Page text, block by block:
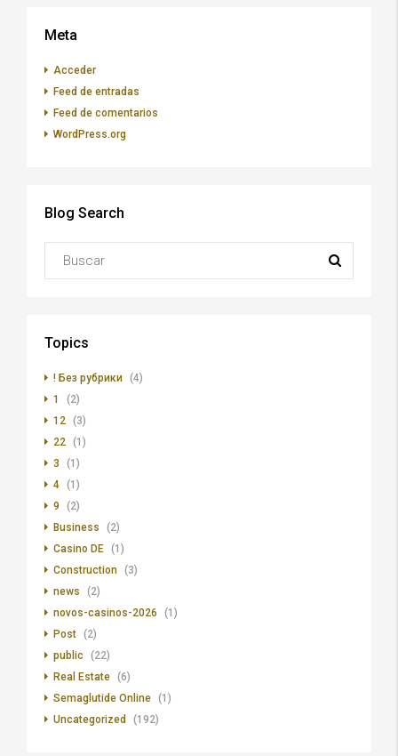
Meta
Acceder
Feed de entradas
Feed de comentarios
WordPress.org
Blog Search
Topics
! Без рубрики (4)
1
(2)
12 (3)
22 (1)
3
(1)
4 (1)
9
(2)
Business
(2)
Casino DE (1)
Construction (3)
news
(2)
novos-casinos-2026
(1)
Post (2)
public
(22)
Real Estate (6)
Semaglutide Online (1)
Uncategorized
(192)